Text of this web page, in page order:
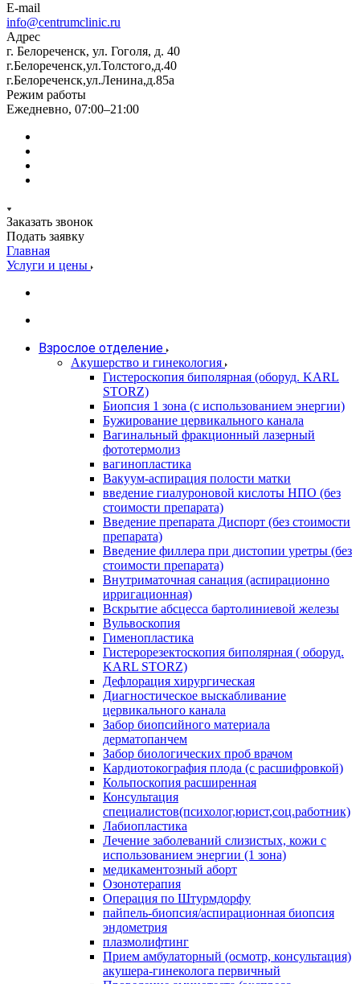
E-mail
info@centrumclinic.ru
Адрес
г. Белореченск, ул. Гоголя, д. 40
г.Белореченск,ул.Толстого,д.40
г.Белореченск,ул.Ленина,д.85а
Режим работы
Ежедневно, 07:00–21:00
Заказать звонок
Подать заявку
Главная
Услуги и цены
Взрослое отделение
Акушерство и гинекология
Гистероскопия биполярная (оборуд. KARL
STORZ)
Биопсия 1 зона (с использованием энергии)
Бужирование цервикального канала
Вагинальный фракционный лазерный
фототермолиз
вагинопластика
Вакуум-аспирация полости матки
введение гиалуроновой кислоты НПО (без
стоимости препарата)
Введение препарата Диспорт (без стоимости
препарата)
Введение филлера при дистопии уретры (без
стоимости препарата)
Внутриматочная санация (аспирационно
ирригационная)
Вскрытие абсцесса бартолиниевой железы
Вульвоскопия
Гименопластика
Гистерорезектоскопия биполярная ( оборуд.
KARL STORZ)
Дефлорация хирургическая
Диагностическое выскабливание
цервикального канала
Забор биопсийного материала
дерматопанчем
Забор биологических проб врачом
Кардиотокография плода (с расшифровкой)
Кольпоскопия расширенная
Консультация
специалистов(психолог,юрист,соц.работник)
Лабиопластика
Лечение заболеваний слизистых, кожи с
использованием энергии (1 зона)
медикаментозный аборт
Озонотерапия
Операция по Штурмдорфу
пайпель-биопсия/аспирационная биопсия
эндометрия
плазмолифтинг
Прием амбулаторный (осмотр, консультация)
акушера-гинеколога первичный